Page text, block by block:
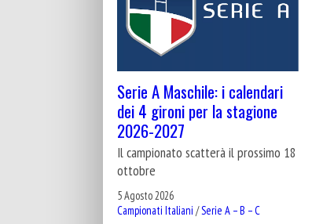
Serie A Maschile: i calendari
dei 4 gironi per la stagione
2026-2027
Il campionato scatterà il prossimo 18
ottobre
5 Agosto 2026
Campionati Italiani /Serie A – B – C